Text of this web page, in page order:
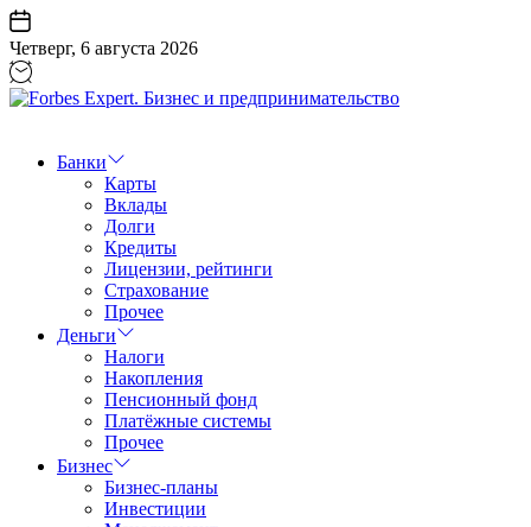
Перейти
к
содержанию
Четверг, 6 августа 2026
Бизнес
предпринимательство
Банки
Карты
Вклады
Долги
Кредиты
Лицензии, рейтинги
Страхование
Прочее
Деньги
Налоги
Накопления
Пенсионный фонд
Платёжные системы
Прочее
Бизнес
Бизнес-планы
Инвестиции